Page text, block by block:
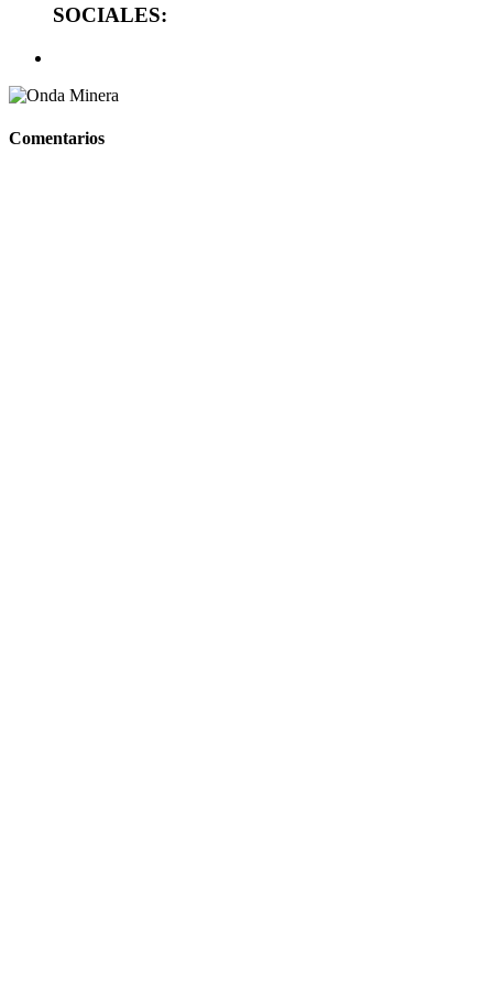
SOCIALES:
Comentarios